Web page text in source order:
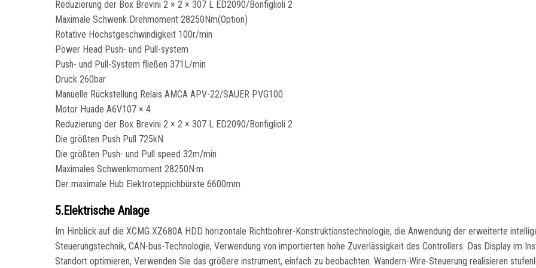
Reduzierung der Box Brevini 2 × 2 × 307 L ED2090/Bonfiglioli 2
Maximale Schwenk Drehmoment 28250Nm(Option)
Rotative Höchstgeschwindigkeit 100r/min
Power Head Push- und Pull-system
Push- und Pull-System fließen 371L/min
Druck 260bar
Manuelle Rückstellung Relais AMCA APV-22/SAUER PVG100
Motor Huade A6V107 × 4
Reduzierung der Box Brevini 2 × 2 × 307 L ED2090/Bonfiglioli 2
Die größten Push Pull 725kN
Die größten Push- und Pull speed 32m/min
Maximales Schwenkmoment 28250N·m
Der maximale Hub Elektroteppichbürste 6600mm
5.Elektrische Anlage
Im Hinblick auf die XCMG XZ680A HDD horizontale Richtbohrer-Konstruktionstechnologie, die Anwendung der erweiterte
Steuerungstechnik, CAN-bus-Technologie, Verwendung von importierten hohe Zuverlässigkeit des Controllers. Das Display im
Standort optimieren, Verwenden Sie das größere instrument, einfach zu beobachten. Wandern-Wire-Steuerung realisieren